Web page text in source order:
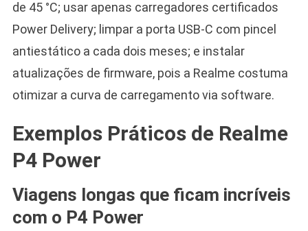
de 45 °C; usar apenas carregadores certificados
Power Delivery; limpar a porta USB-C com pincel
antiestático a cada dois meses; e instalar
atualizações de firmware, pois a Realme costuma
otimizar a curva de carregamento via software.
Exemplos Práticos de Realme
P4 Power
Viagens longas que ficam incríveis
com o P4 Power